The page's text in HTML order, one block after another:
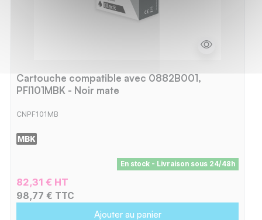
Cartouche compatible avec 0882B001,
PFI101MBK - Noir mate
CNPF101MB
En stock - Livraison sous 24/48h
82,31 € HT
98,77 € TTC
Ajouter au panier